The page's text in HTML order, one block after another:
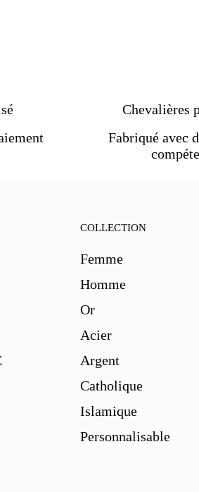
Chevalières
Fabriqué avec
COLLECTION
Femme
Homme
Or
Acier
Argent
Catholique
Islamique
Personnalisable